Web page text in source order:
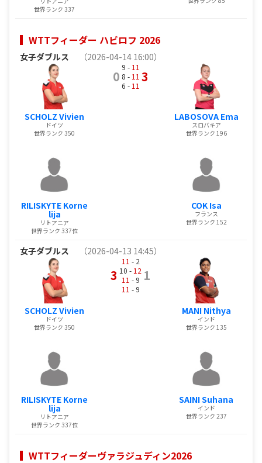
世界ランク 337
WTTフィーダー ハビロフ 2026
女子ダブルス （2026-04-14 16:00）
SCHOLZ Vivien
ドイツ
世界ランク 350
RILISKYTE Korne
lija
リトアニア
世界ランク 337位
0
9 - 11
8 - 11
6 - 11
3
LABOSOVA Ema
スロバキア
世界ランク 196
COK Isa
フランス
世界ランク 152
女子ダブルス （2026-04-13 14:45）
SCHOLZ Vivien
ドイツ
世界ランク 350
RILISKYTE Korne
lija
リトアニア
世界ランク 337位
3
11 - 2
10 - 12
11 - 9
11 - 9
1
MANI Nithya
インド
世界ランク 135
SAINI Suhana
インド
世界ランク 237
WTTフィーダーヴァラジュディン2026